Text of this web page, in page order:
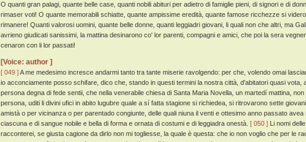
O quanti gran palagi, quante belle case, quanti nobili abituri per adietro di famiglie pieni, di signori e di
rimaser voti! O quante memorabili schiatte, quante ampissime eredità, quante famose ricchezze si
rimanere! Quanti valorosi uomini, quante belle donne, quanti leggiadri giovani, li quali non che altri, ma
avrieno giudicati sanissimi, la mattina desinarono co' lor parenti, compagni e amici, che poi la sera
cenaron con li lor passati!
[Voice: author ]
[ 049 ]A me medesimo incresce andarmi tanto tra tante miserie ravolgendo: per che, volendo omai
io acconciamente posso schifare, dico che, stando in questi termini la nostra città, d'abitatori quasi vota,
persona degna di fede sentii, che nella venerabile chiesa di Santa Maria Novella, un martedí mattina,
persona, uditi li divini ufici in abito lugubre quale a sí fatta stagione si richiedea, si ritrovarono sette
amistà o per vicinanza o per parentado congiunte, delle quali niuna il venti e ottesimo anno passato
ciascuna e di sangue nobile e bella di forma e ornata di costumi e di leggiadra onestà. [ 050 ] Li nomi
racconterei, se giusta cagione da dirlo non mi togliesse, la quale è questa: che io non voglio che per le